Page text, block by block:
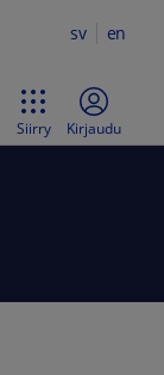
sv en
Siirry Kirjaudu